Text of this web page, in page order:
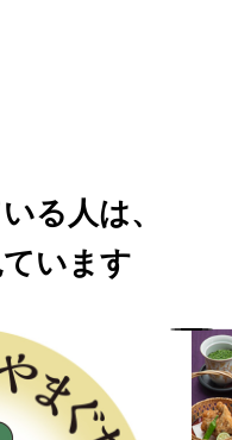
る人は、
います